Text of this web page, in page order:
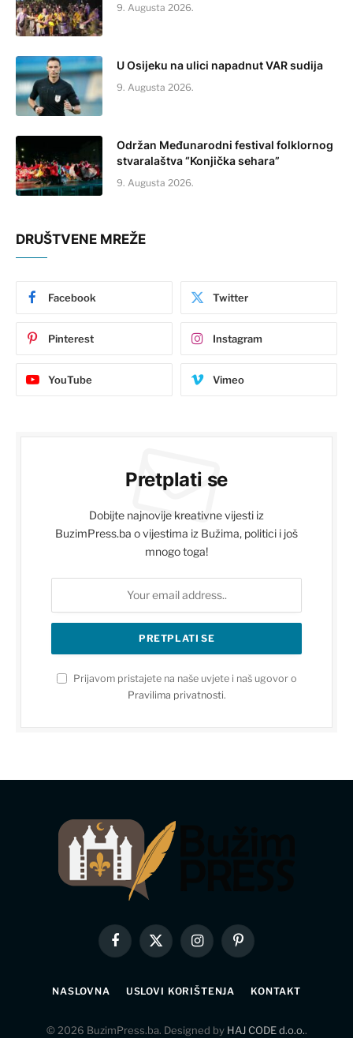
9. Augusta 2026.
U Osijeku na ulici napadnut VAR sudija
9. Augusta 2026.
Održan Međunarodni festival folklornog
stvaralaštva “Konjička sehara”
9. Augusta 2026.
DRUŠTVENE MREŽE
Facebook Twitter
Pinterest Instagram
YouTube Vimeo
Pretplati se
Dobijte najnovije kreativne vijesti iz
BuzimPress.ba o vijestima iz Bužima, politici i još
mnogo toga!
Prijavom pristajete na naše uvjete i naš ugovor o
Pravilima privatnosti.
Facebook
X
(Twitter)
InstagramPinterest
NASLOVNA USLOVI KORIŠTENJA KONTAKT
© 2026 BuzimPress.ba. Designed by HAJ CODE d.o.o..